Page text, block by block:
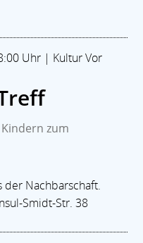
Uhr | Kultur Vor
zum
der Nachbarschaft.
Smidt-Str. 38